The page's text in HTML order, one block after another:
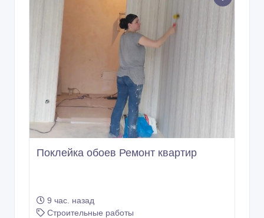
Поклейка обоев Ремонт квартир
9 час. назад
Строительные работы